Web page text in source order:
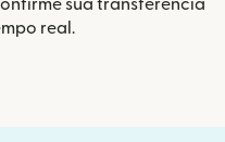
sua transferência
real.